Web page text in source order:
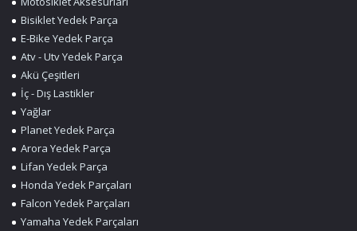
Bisiklet Yedek Parça
E-Bike Yedek Parça
Atv - Utv Yedek Parça
Akü Çeşitleri
İç - Dış Lastikler
Yağlar
Planet Yedek Parça
Arora Yedek Parça
Lifan Yedek Parça
Honda Yedek Parçaları
Falcon Yedek Parçaları
Yamaha Yedek Parçaları